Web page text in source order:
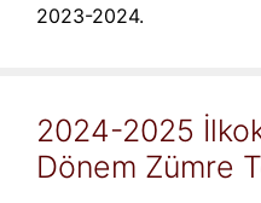
2023-2024.
2024-2025
Dönem Zümre